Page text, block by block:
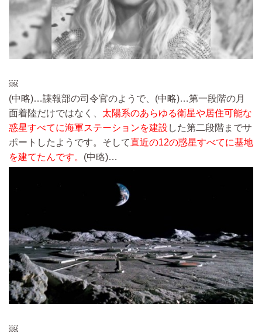
￼
(中略)…諜報部の司令官のようで、 (中略)…第一段階の月
面着陸だけではなく、 太陽系のあらゆる衛星や居住可能な
惑星すべてに海軍ステーションを建設 した第二段階までサ
ポートしたようです。そして直近の12の惑星すべてに基地
を建てたんです。 (中略)…
￼